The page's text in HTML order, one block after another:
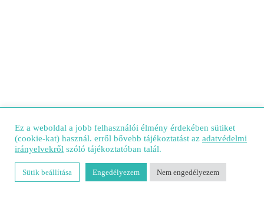
Ez a weboldal a jobb felhasználói élmény érdekében sütiket
(cookie-kat) használ. erről bővebb tájékoztatást az adatvédelmi
irányelvekről szóló tájékoztatóban talál.
Sütik beállítása Engedélyezem Nem engedélyezem